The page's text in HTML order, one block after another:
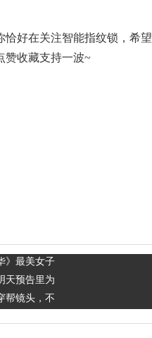
恰好在关注智能指纹锁，希望
赞收藏支持一波~
》最美女子
天预告里为
帮镜头，不